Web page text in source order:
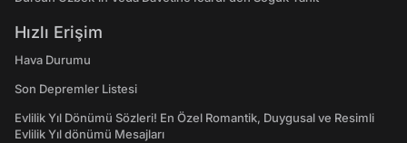
Hızlı Erişim
Hava Durumu
Son Depremler Listesi
Evlilik Yıl Dönümü Sözleri! En Özel Romantik, Duygusal ve Resimli
Evlilik Yıl dönümü Mesajları